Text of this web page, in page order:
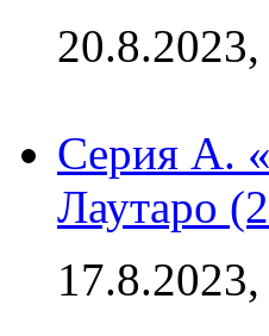
Серия А.
Лаутаро